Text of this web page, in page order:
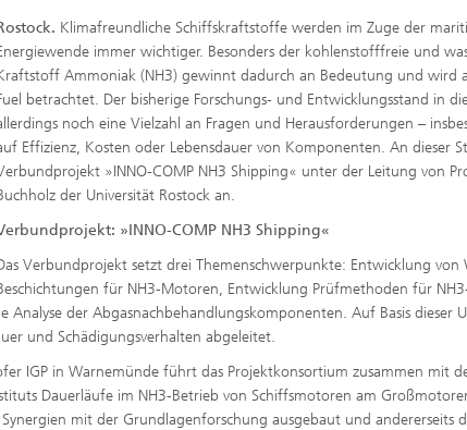
Klimafreundliche Schiffskraftstoffe werden im Zuge der
immer wichtiger. Besonders der kohlenstofffreie und
Ammoniak (NH3) gewinnt dadurch an Bedeutung und wird
betrachtet. Der bisherige Forschungs- und Entwicklungsstand in
noch eine Vielzahl an Fragen und Herausforderungen –
Effizienz, Kosten oder Lebensdauer von Komponenten. An dieser
»INNO-COMP NH3 Shipping« unter der Leitung von
der Universität Rostock an.
»INNO-COMP NH3 Shipping«
Verbundprojekt setzt drei Themenschwerpunkte: Entwicklung von
für NH3-Motoren, Entwicklung Prüfmethoden für
der Abgasnachbehandlungskomponenten. Auf Basis dieser
und Schädigungsverhalten abgeleitet.
IGP in Warnemünde führt das Projektkonsortium zusammen mit
Dauerläufe im NH3-Betrieb von Schiffsmotoren am
mit der Grundlagenforschung ausgebaut und andererseits